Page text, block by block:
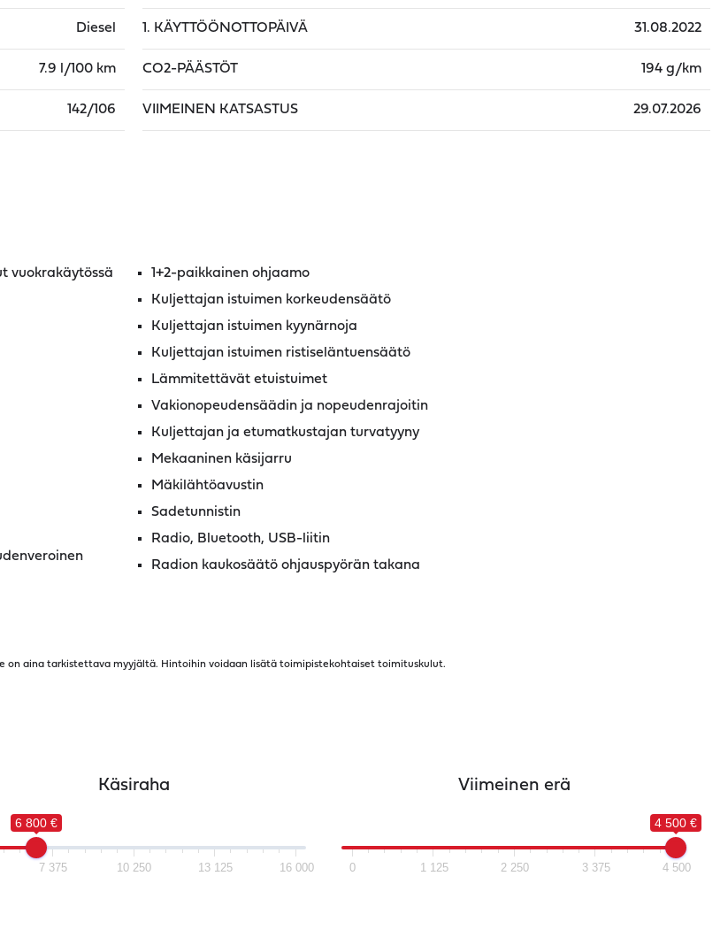
Diesel
7.9 l/100 km
142/106
1. KÄYTTÖÖNOTTOPÄIVÄ 31.08.2022
CO2-PÄÄSTÖT 194 g/km
VIIMEINEN KATSASTUS 29.07.2026
vuokrakäytössä
1+2-paikkainen ohjaamo
Kuljettajan istuimen korkeudensäätö
Kuljettajan istuimen kyynärnoja
Kuljettajan istuimen ristiseläntuensäätö
Lämmitettävät etuistuimet
Vakionopeudensäädin ja nopeudenrajoitin
Kuljettajan ja etumatkustajan turvatyyny
Mekaaninen käsijarru
Mäkilähtöavustin
Sadetunnistin
Radio, Bluetooth, USB-liitin
Radion kaukosäätö ohjauspyörän takana
on aina tarkistettava myyjältä. Hintoihin voidaan lisätä toimipistekohtaiset toimituskulut.
Käsiraha
6 800 €
7 375 10 250 13 125 16 000
Viimeinen erä
4 500 €
0 1 125 2 250 3 375 4 500